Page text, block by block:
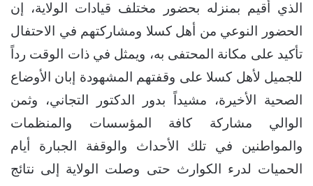
الذي أقيم بمنزله بحضور مختلف قيادات الولاية، إن
الحضور النوعي من أهل كسلا ومشاركتهم في الاحتفال
تأكيد على مكانة المحتفى به، ويمثل في ذات الوقت رداً
للجميل لأهل كسلا على وقفتهم المشهودة إبان الأوضاع
الصحية الأخيرة، مشيداً بدور الدكتور التجاني، وثمن
الوالي مشاركة كافة المؤسسات والمنظمات
والمواطنين في تلك الأحداث والوقفة الجبارة أيام
الحميات لدرء الكوارث حتى وصلت الولاية إلى نتائج